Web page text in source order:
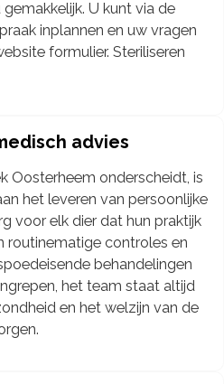
U kunt via de
inplannen en uw vragen
formulier. Steriliseren
advies
Oosterheem onderscheidt, is
het leveren van persoonlijke
voor elk dier dat hun praktijk
routinematige controles en
behandelingen
het team staat altijd
en het welzijn van de